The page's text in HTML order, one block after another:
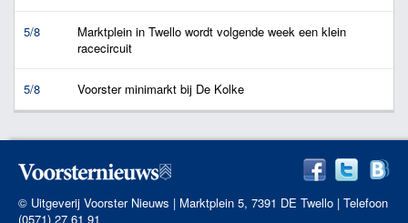
5/8
Marktplein in Twello wordt volgende week een klein
racecircuit
5/8 Voorster minimarkt bij De Kolke
© Uitgeverij Voorster Nieuws | Marktplein 5, 7391 DE Twello | Telefoon
(0571) 27 61 91